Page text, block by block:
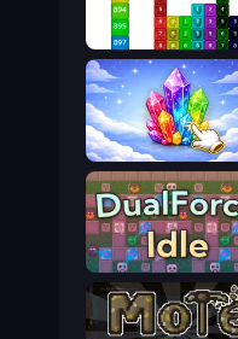
Tower Merge
Crystalia Idle Clicker
DualForce Idle